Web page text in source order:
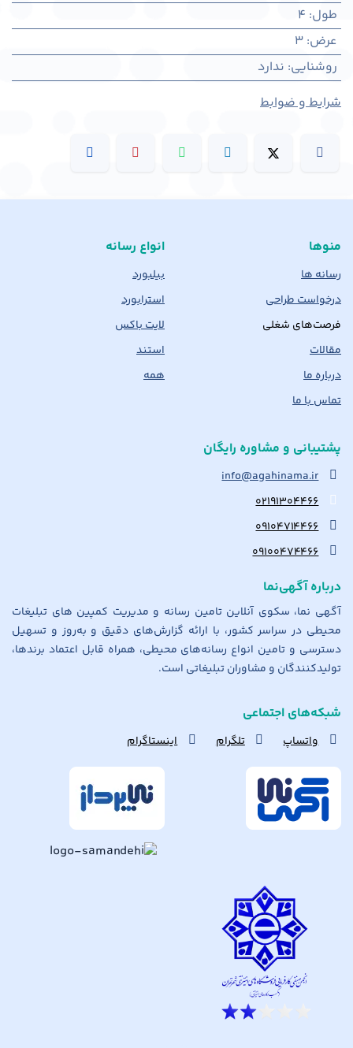
طول:
4
عرض:
3
روشنایی: ندارد
شرایط و ضوابط
منوها
رسانه ها
درخواست طراحی
فرصت‌های شغلی
مقالات
درباره ما
تماس با ما
انواع رسانه
بیلبورد
استرابورد
لایت باکس
استند
همه
پشتیبانی و مشاوره رایگان
info@agahinama.ir
۰۲۱۹۱۳۰۴۴۶۶
۰۹۱۰۴۷۱۴۴۶۶
۰۹۱۰۰۴۷۴۴۶۶
درباره آگهی‌نما
آگهی نما، سکوی آنلاین تامین رسانه و مدیریت کمپین های تبلیغات
محیطی در سراسر کشور، با ارائه گزارش‌های دقیق و به‌روز و تسهیل
دسترسی و تامین انواع رسانه‌های محیطی، همراه قابل اعتماد برندها،
تولیدکنندگان و مشاوران تبلیغاتی است.
شبکه‌های اجتماعی
واتساپ تلگرام اینستاگرام